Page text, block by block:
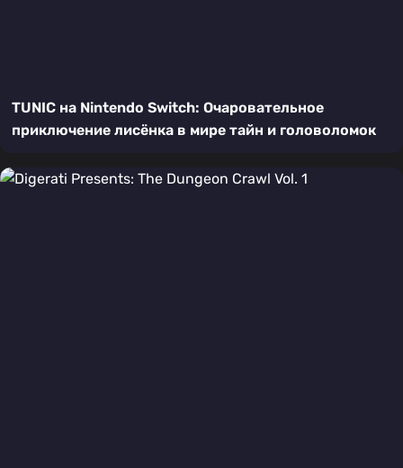
TUNIC на Nintendo Switch: Очаровательное
приключение лисёнка в мире тайн и головоломок